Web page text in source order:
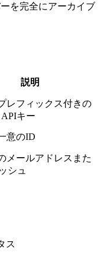
を完全にアーカイブ
説明
レフィックス付きの
APIキー
意のID
メールアドレスまた
シュ
ス